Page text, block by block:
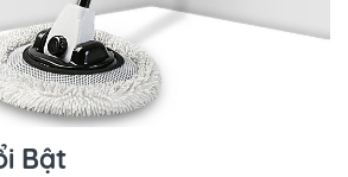
Bật